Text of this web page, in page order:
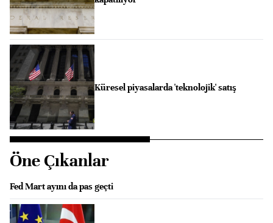
Küresel piyasalarda 'teknolojik' satış
Öne Çıkanlar
Fed Mart ayını da pas geçti